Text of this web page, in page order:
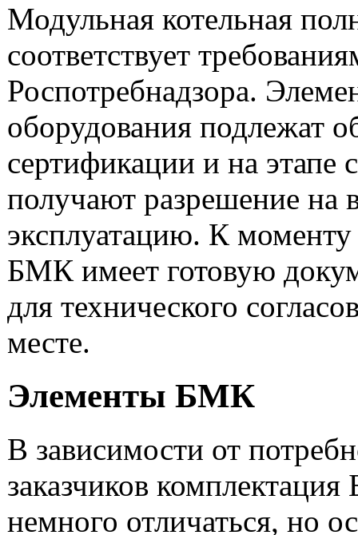
Модульная котельная
соответствует
Роспотребнадзора.
оборудования подлежат
сертификации и на этапе
получают разрешение на
эксплуатацию. К моменту
БМК имеет готовую
для технического
месте.
Элементы БМК
В зависимости от
заказчиков
немного отличаться, но